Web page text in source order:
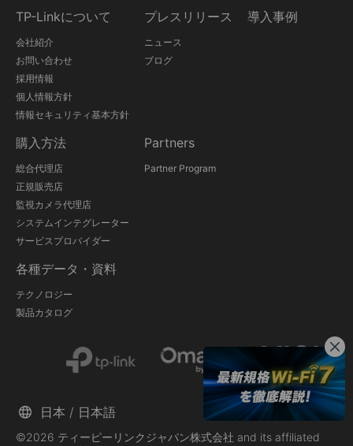
TP-Linkについて
会社紹介
お問い合わせ
採用情報
個人情報方針
情報セキュリティ基本方針
プレスリリース
ニュース
ブログ
導入事例
購入方法
総合代理店
正規販売店
監視カメラ代理店
システムインテグレーター
サービスプロバイダー
Partners
Partner Program
各種データ・資料
テクノロジー
製品カタログ
©2026 ティーピーリンクジャパン株式会社 and its affiliated
日本 / 日本語